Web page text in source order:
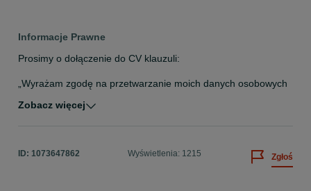
Informacje Prawne
Prosimy o dołączenie do CV klauzuli:
„Wyrażam zgodę na przetwarzanie moich danych osobowych
rekrutacyjnego, zgodnie z Rozporządzeniem Parlamentu
Zobacz więcej
ID: 1073647862 Wyświetlenia: 1215 Zgłoś